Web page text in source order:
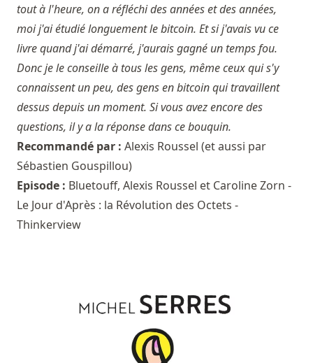
tout à l'heure, on a réfléchi des années et des années,
moi j'ai étudié longuement le bitcoin. Et si j'avais vu ce
livre quand j'ai démarré, j'aurais gagné un temps fou.
Donc je le conseille à tous les gens, même ceux qui s'y
connaissent un peu, des gens en bitcoin qui travaillent
dessus depuis un moment. Si vous avez encore des
questions, il y a la réponse dans ce bouquin.
Recommandé par : Alexis Roussel (et aussi par
Sébastien Gouspillou)
Episode : Bluetouff, Alexis Roussel et Caroline Zorn -
Le Jour d'Après : la Révolution des Octets -
Thinkerview